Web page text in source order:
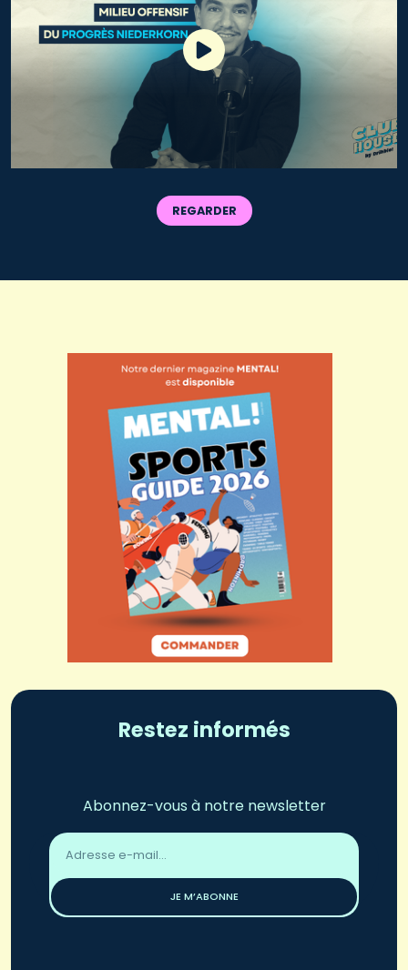
REGARDER
Restez informés
Abonnez-vous à notre newsletter
Adresse
email
JE M’ABONNE